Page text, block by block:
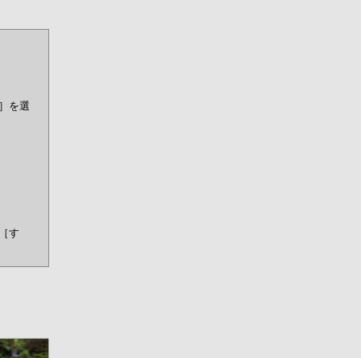
を選
す